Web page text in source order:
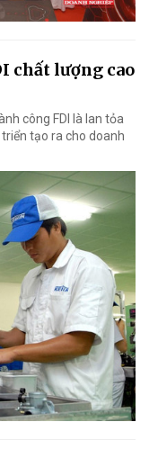
chất lượng cao
công FDI là lan tỏa
tạo ra cho doanh